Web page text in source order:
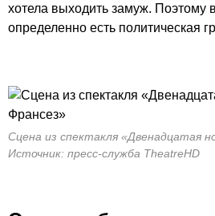
хотела выходить замуж. Поэтому
определенно есть политическая
Сцена из спектакля «Двенадцатая
Источник: пресс-служба TheatreHD